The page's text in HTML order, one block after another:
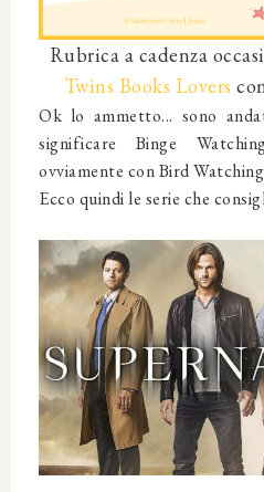
Rubrica a cadenza
Twins Books Lovers
Ok lo ammetto... sono
significare Binge
ovviamente con Bird
Ecco quindi le serie che